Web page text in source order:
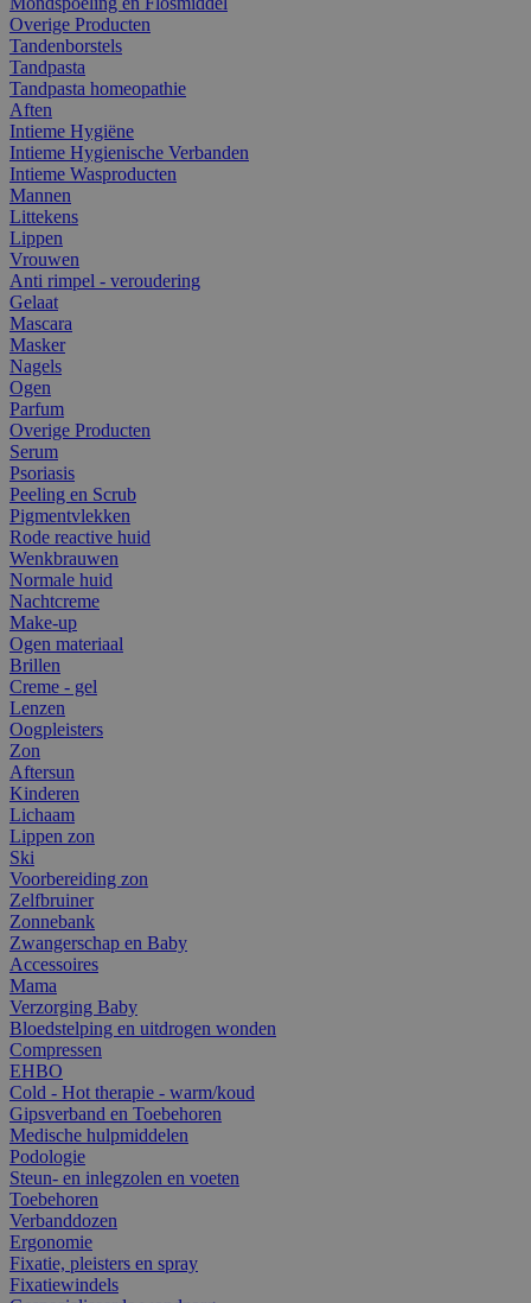
Overige Producten
Tandenborstels
Tandpasta
Tandpasta homeopathie
Aften
Intieme Hygiëne
Intieme Hygienische Verbanden
Intieme Wasproducten
Mannen
Littekens
Lippen
Vrouwen
Anti rimpel - veroudering
Gelaat
Mascara
Masker
Nagels
Ogen
Parfum
Overige Producten
Serum
Psoriasis
Peeling en Scrub
Pigmentvlekken
Rode reactive huid
Wenkbrauwen
Normale huid
Nachtcreme
Make-up
Ogen materiaal
Brillen
Creme - gel
Lenzen
Oogpleisters
Zon
Aftersun
Kinderen
Lichaam
Lippen zon
Ski
Voorbereiding zon
Zelfbruiner
Zonnebank
Zwangerschap en Baby
Accessoires
Mama
Verzorging Baby
Bloedstelping en uitdrogen wonden
Compressen
EHBO
Cold - Hot therapie - warm/koud
Gipsverband en Toebehoren
Medische hulpmiddelen
Podologie
Steun- en inlegzolen en voeten
Toebehoren
Verbanddozen
Ergonomie
Fixatie, pleisters en spray
Fixatiewindels